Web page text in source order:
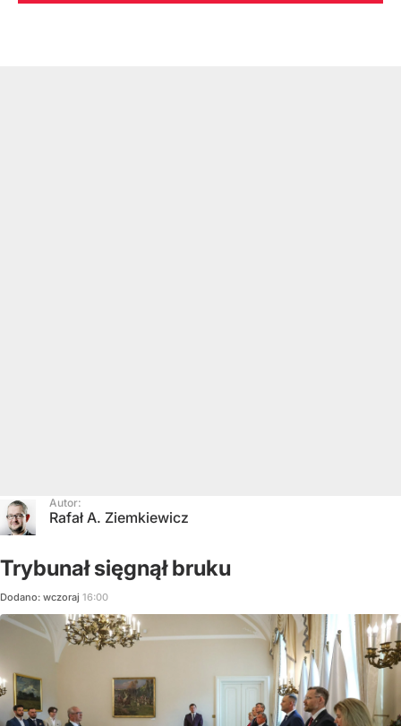
Autor:
Rafał A. Ziemkiewicz
Trybunał sięgnął bruku
Dodano: wczoraj 16:00